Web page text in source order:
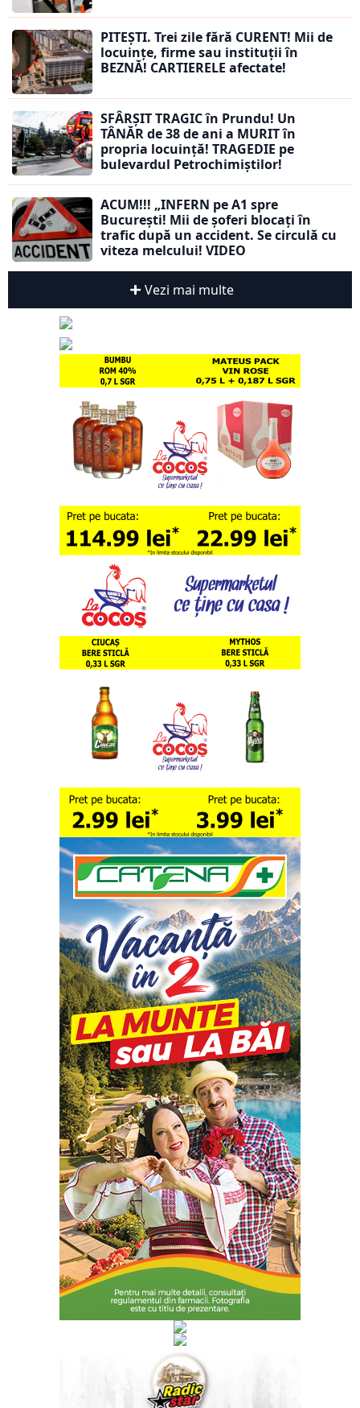
PITEȘTI. Trei zile fără CURENT! Mii de
locuințe, firme sau instituții în
BEZNĂ! CARTIERELE afectate!
SFÂRȘIT TRAGIC în Prundu! Un
TÂNĂR de 38 de ani a MURIT în
propria locuință! TRAGEDIE pe
bulevardul Petrochimiștilor!
ACUM!!! „INFERN pe A1 spre
București! Mii de șoferi blocați în
trafic după un accident. Se circulă cu
viteza melcului! VIDEO
Vezi mai multe